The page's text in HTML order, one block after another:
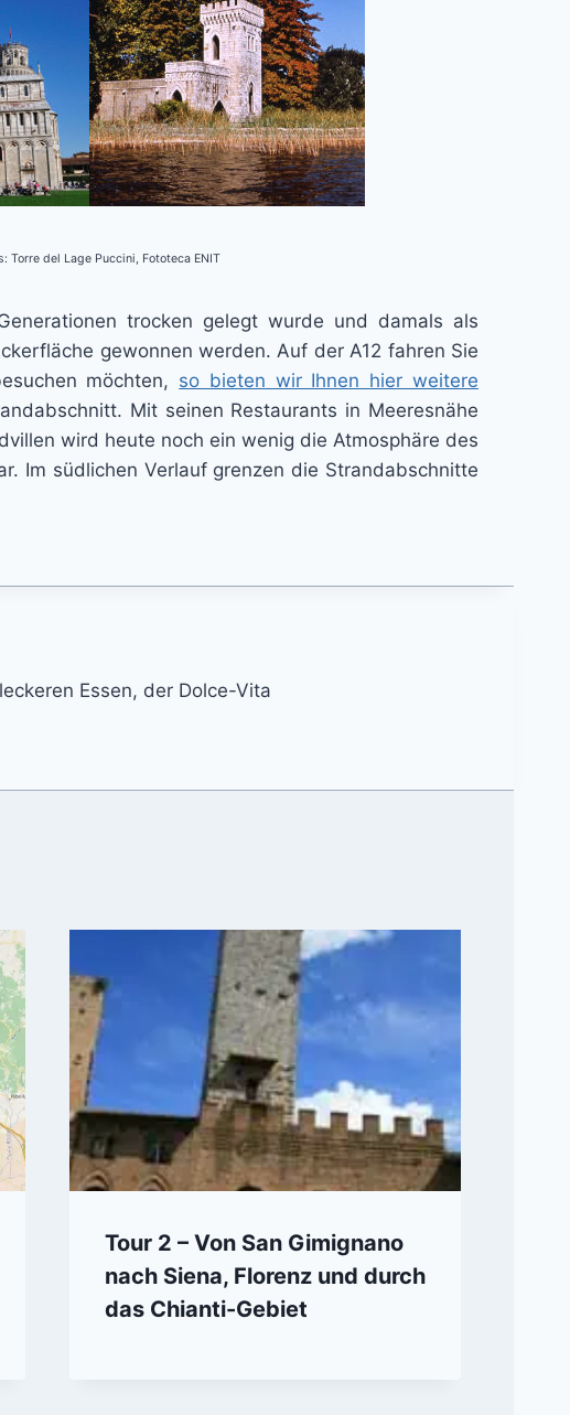
Torre del Lage Puccini, Fototeca ENIT
trocken gelegt wurde und damals als
gewonnen werden. Auf der A12 fahren Sie
möchten, so bieten wir Ihnen hier weitere
Mit seinen Restaurants in Meeresnähe
wird heute noch ein wenig die Atmosphäre des
Im südlichen Verlauf grenzen die Strandabschnitte
Essen, der Dolce-Vita
Tour 2 – Von San Gimignano
nach Siena, Florenz und durch
das Chianti-Gebiet